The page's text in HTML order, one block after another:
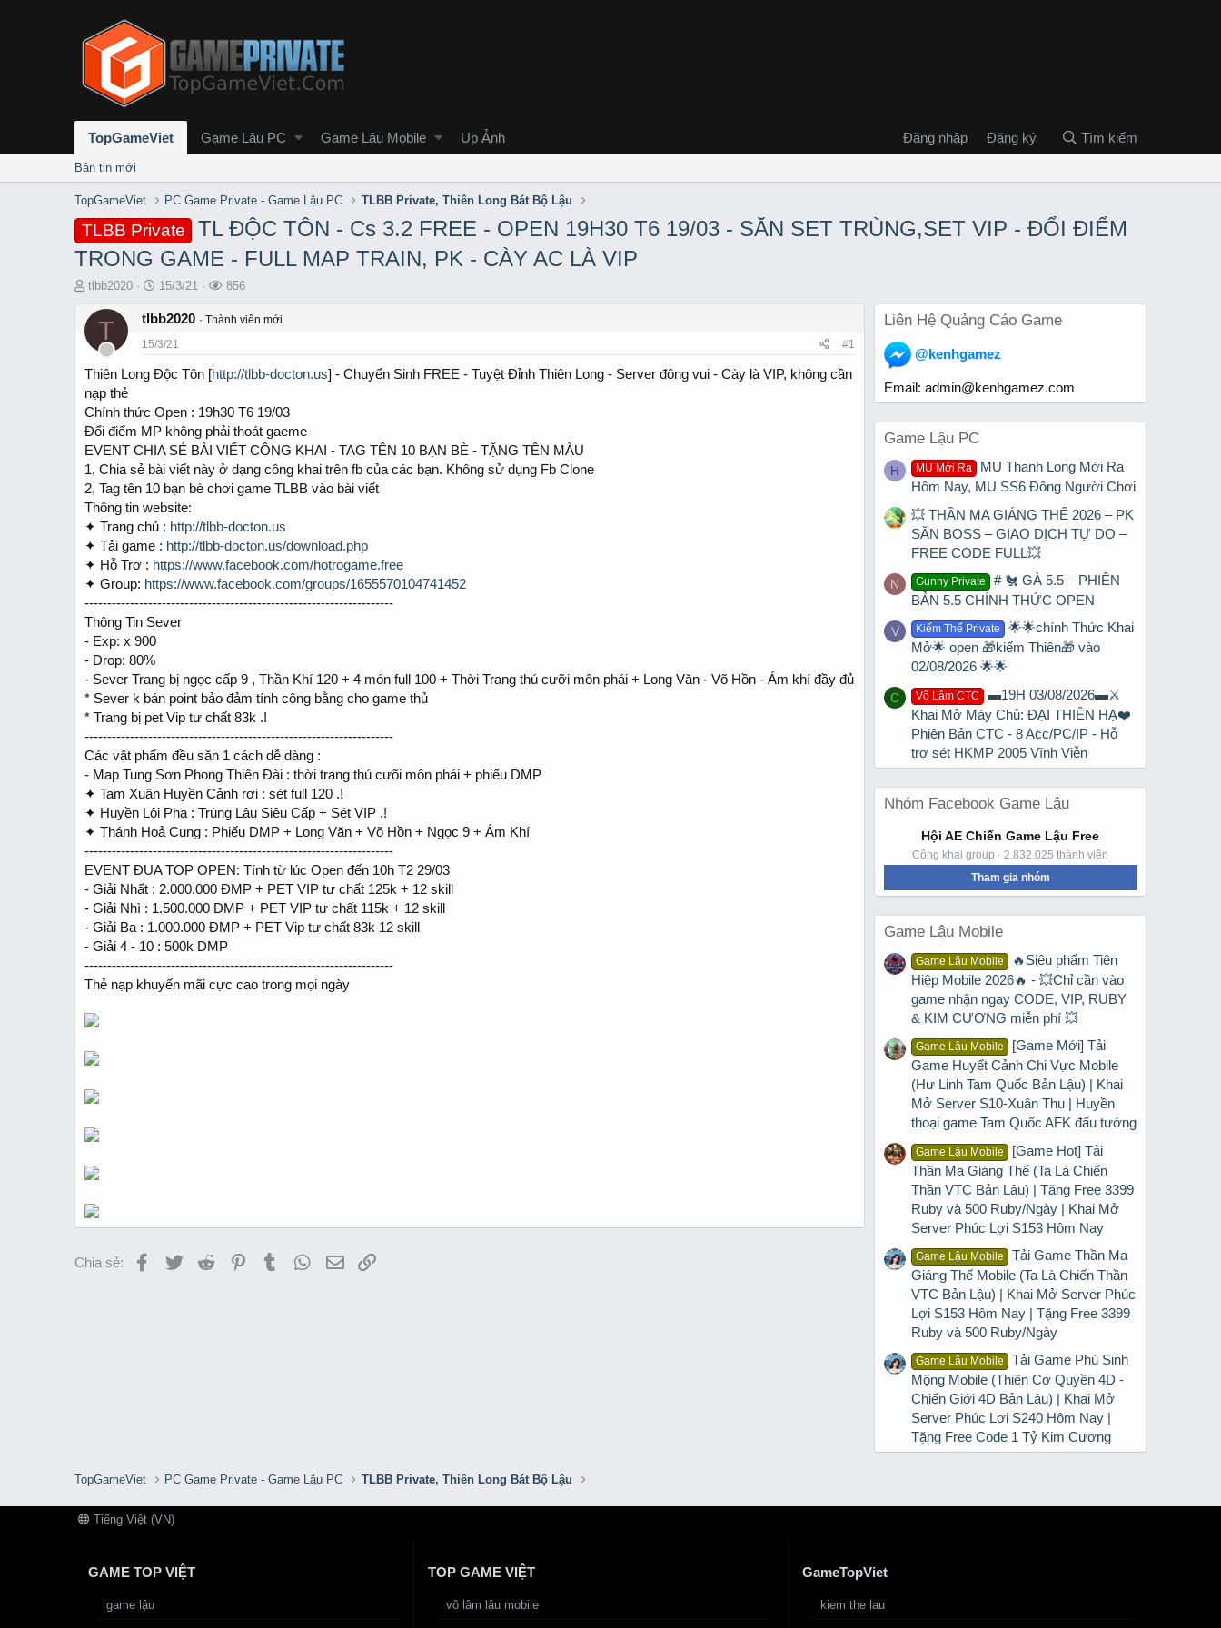
TopGameViet Game Lậu PC Game Lậu Mobile Up Ảnh Đăng nhập Đăng ký Tìm kiếm
Bản tin mới
TopGameViet PC Game Private - Game Lậu PC TLBB Private, Thiên Long Bát Bộ Lậu
TLBB Private
TL ĐỘC TÔN - Cs 3.2 FREE - OPEN 19H30 T6 19/03 - SĂN SET TRÙNG,SET VIP - ĐỔI ĐIỂM
TRONG GAME - FULL MAP TRAIN, PK - CÀY AC LÀ VIP
T
r
a
d
s
t
a
r
t
e
r
tlbb2020
S
a
t
d
a
e
15/3/21
L
ợ
m
856
T tlbb2020
Thành viên mới
15/3/21
#1
Thiên Long Độc Tôn [http://tlbb-docton.us] - Chuyển Sinh FREE - Tuyệt Đỉnh Thiên Long - Server đông vui - Cày là VIP, không cần
nạp thẻ
Chính thức Open : 19h30 T6 19/03
Đổi điểm MP không phải thoát gaeme
EVENT CHIA SẺ BÀI VIẾT CÔNG KHAI - TAG TÊN 10 BẠN BÈ - TẶNG TÊN MÀU
1, Chia sẻ bài viết này ở dạng công khai trên fb của các bạn. Không sử dụng Fb Clone
2, Tag tên 10 bạn bè chơi game TLBB vào bài viết
Thông tin website:
✦ Trang chủ : http://tlbb-docton.us
✦ Tải game : http://tlbb-docton.us/download.php
✦ Hỗ Trợ : https://www.facebook.com/hotrogame.free
✦ Group: https://www.facebook.com/groups/1655570104741452
--------------------------------------------------------------------
Thông Tin Sever
- Exp: x 900
- Drop: 80%
- Sever Trang bị ngọc cấp 9 , Thần Khí 120 + 4 món full 100 + Thời Trang thú cưỡi môn phái + Long Văn - Võ Hồn - Ám khí đầy đủ
* Sever k bán point bảo đảm tính công bằng cho game thủ
* Trang bị pet Vip tư chất 83k .!
--------------------------------------------------------------------
Các vật phẩm đều săn 1 cách dễ dàng :
- Map Tung Sơn Phong Thiên Đài : thời trang thú cưõi môn phái + phiếu DMP
✦ Tam Xuân Huyền Cảnh rơi : sét full 120 .!
✦ Huyền Lôi Pha : Trùng Lâu Siêu Cấp + Sét VIP .!
✦ Thánh Hoả Cung : Phiếu DMP + Long Văn + Võ Hồn + Ngọc 9 + Ám Khí
--------------------------------------------------------------------
EVENT ĐUA TOP OPEN: Tính từ lúc Open đến 10h T2 29/03
- Giải Nhất : 2.000.000 ĐMP + PET VIP tư chất 125k + 12 skill
- Giải Nhì : 1.500.000 ĐMP + PET VIP tư chất 115k + 12 skill
- Giải Ba : 1.000.000 ĐMP + PET Vip tư chất 83k 12 skill
- Giải 4 - 10 : 500k DMP
--------------------------------------------------------------------
Thẻ nạp khuyến mãi cực cao trong mọi ngày
Chia sẻ: Facebook
TwitterReddit PinterestTumblr WhatsApp
EmailLink
Liên Hệ Quảng Cáo Game
@kenhgamez
Email: admin@kenhgamez.com
Game Lậu PC
H MU Mới Ra
MU Thanh Long Mới Ra
Hôm Nay, MU SS6 Đông Người Chơi
💥 THẦN MA GIÁNG THẾ 2026 – PK
SĂN BOSS – GIAO DỊCH TỰ DO –
FREE CODE FULL💥
N Gunny Private
# 🐔 GÀ 5.5 – PHIÊN
BẢN 5.5 CHÍNH THỨC OPEN
V Kiếm Thế Private
🌟🌟chính Thức Khai
Mở🌟 open 🎁kiếm Thiên🎁 vào
02/08/2026 🌟🌟
C Võ Lâm CTC
▬19H 03/08/2026▬⚔️
Khai Mở Máy Chủ: ĐẠI THIÊN HẠ❤️
Phiên Bản CTC - 8 Acc/PC/IP - Hỗ
trợ sét HKMP 2005 Vĩnh Viễn
Nhóm Facebook Game Lậu
Hội AE Chiến Game Lậu Free
Công khai group · 2.832.025 thành viên
Tham gia nhóm
Game Lậu Mobile
Game Lậu Mobile
🔥Siêu phẩm Tiên
Hiệp Mobile 2026🔥 - 💥Chỉ cần vào
game nhận ngay CODE, VIP, RUBY
& KIM CƯƠNG miễn phí 💥
Game Lậu Mobile
[Game Mới] Tải
Game Huyết Cảnh Chi Vực Mobile
(Hư Linh Tam Quốc Bản Lậu) | Khai
Mở Server S10-Xuân Thu | Huyền
thoại game Tam Quốc AFK đấu tướng
Game Lậu Mobile
[Game Hot] Tải
Thần Ma Giáng Thế (Ta Là Chiến
Thần VTC Bản Lậu) | Tặng Free 3399
Ruby và 500 Ruby/Ngày | Khai Mở
Server Phúc Lợi S153 Hôm Nay
Game Lậu Mobile
Tải Game Thần Ma
Giáng Thế Mobile (Ta Là Chiến Thần
VTC Bản Lậu) | Khai Mở Server Phúc
Lợi S153 Hôm Nay | Tặng Free 3399
Ruby và 500 Ruby/Ngày
Game Lậu Mobile
Tải Game Phù Sinh
Mộng Mobile (Thiên Cơ Quyền 4D -
Chiến Giới 4D Bản Lậu) | Khai Mở
Server Phúc Lợi S240 Hôm Nay |
Tặng Free Code 1 Tỷ Kim Cương
TopGameViet PC Game Private - Game Lậu PC TLBB Private, Thiên Long Bát Bộ Lậu
Tiếng Việt (VN)
GAME TOP VIỆT
game lậu
TOP GAME VIỆT
võ lâm lậu mobile
GameTopViet
kiem the lau